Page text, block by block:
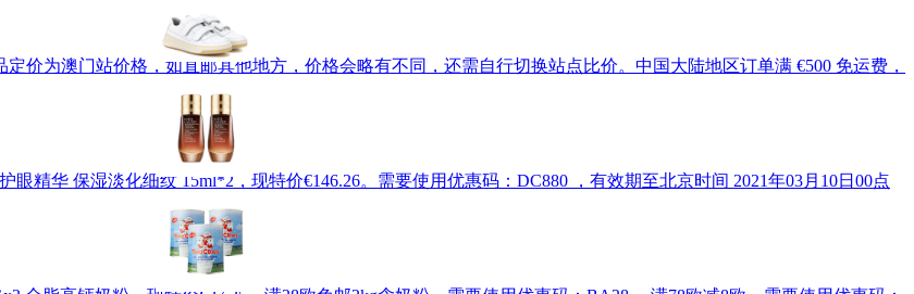
定价为澳门站价格，如直邮其他地方，价格会略有不同，还需自行切换站点比价。中国大陆地区订单满 €500 免运费，
眼精华 保湿淡化细纹 15ml*2，现特价€146.26。需要使用优惠码：DC880 ，有效期至北京时间 2021年03月10日00点